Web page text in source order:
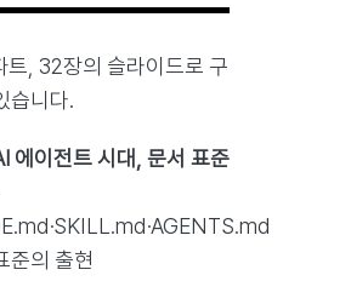
트, 32장의 슬라이드로 구
습니다.
에이전트 시대, 문서 표준
준의 출현